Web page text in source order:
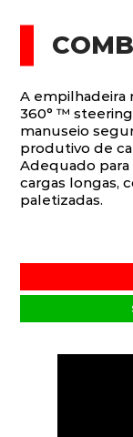
A empilhadeira
360° ™
manuseio
produtivo de
Adequado
cargas longas,
paletizadas.